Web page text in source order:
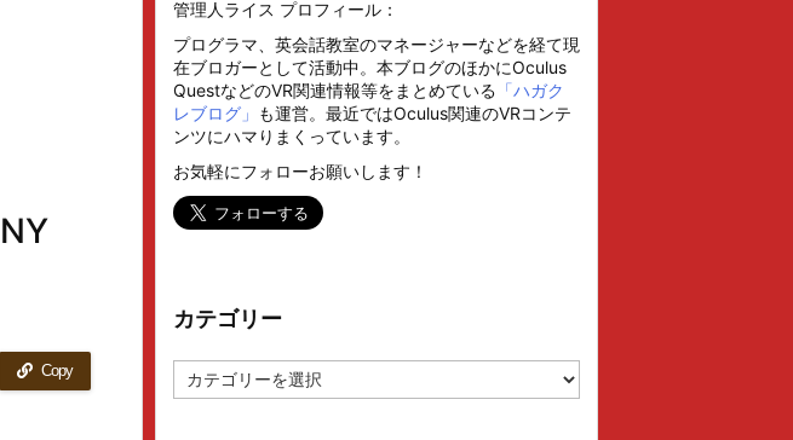
Copy
管理人ライス プロフィール：
プログラマ、英会話教室のマネージャーなどを経て現
在ブロガーとして活動中。本ブログのほかにOculus
QuestなどのVR関連情報等をまとめている 「ハガク
レブログ」 も運営。最近ではOculus関連のVRコンテ
ンツにハマりまくっています。
お気軽にフォローお願いします！
カテゴリー
テ